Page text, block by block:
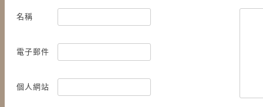
【苗栗．公館】- 荷塘居田園景
名稱
電子郵件
個人網站